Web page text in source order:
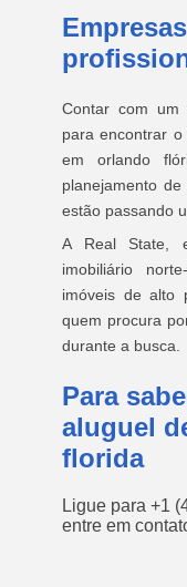
Contar com um
para encontrar
em orlando
planejamento
estão passando
A Real State,
imobiliário
imóveis de alto
quem procura
durante a busca.
Para
aluguel
florida
Ligue para +1
entre em